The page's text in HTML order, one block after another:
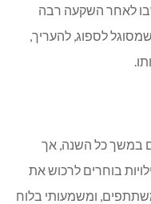
לאחר השקעה רבה
לספוג, להעריך,
במשך כל השנה, אך
בוחרים לרכוש את
ומשמעותי בלוח